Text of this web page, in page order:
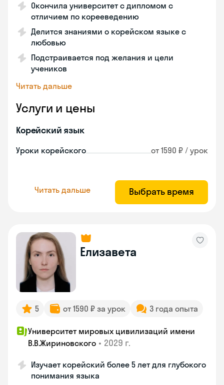
Окончила университет с дипломом с
отличием по корееведению
Делится знаниями о корейском языке с
любовью
Подстраивается под желания и цели
учеников
Читать дальше
Услуги и цены
Корейский язык
Уроки корейского от 1590 ₽ / урок
Читать дальше Выбрать время
Елизавета
5 от 1590 ₽ за урок 3 года опыта
Университет мировых цивилизаций имени
В.В.Жириновского • 2029 г.
Изучает корейский более 5 лет для глубокого
понимания языка